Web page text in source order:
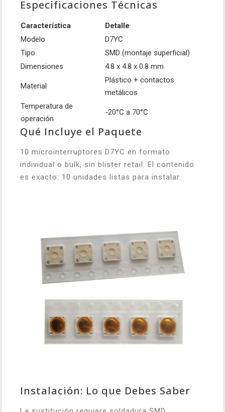
Especificaciones Técnicas
Característica
Detalle
Modelo
D7YC
Tipo
SMD (montaje superficial)
Dimensiones
4.8 x 4.8 x 0.8 mm
Material
Plástico + contactos
metálicos
Temperatura de
operación
-20°C a 70°C
Qué Incluye el Paquete
10 microinterruptores D7YC en formato
individual o bulk, sin blister retail. El contenido
es exacto: 10 unidades listas para instalar.
Instalación: Lo que Debes Saber